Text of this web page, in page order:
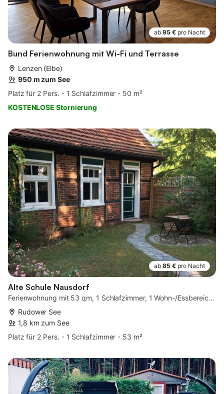
ab 95 € pro Nacht
Bund Ferienwohnung mit Wi-Fi und Terrasse
Lenzen (Elbe)
950 m zum See
Platz für 2 Pers.
1 Schlafzimmer
50 m²
KOSTENLOSE Stornierung
ab 85 € pro Nacht
Alte Schule Nausdorf
Ferienwohnung mit 53 qm, 1 Schlafzimmer, 1 Wohn-/Essbereich, max. für 2 Perso...
Rudower See
1,8 km zum See
Platz für 2 Pers.
1 Schlafzimmer 53 m²